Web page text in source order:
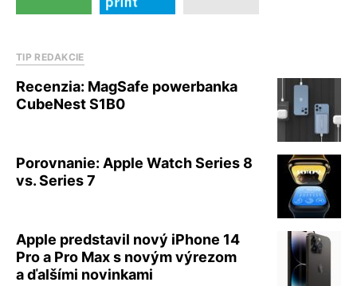
TIP REDAKCIE
Recenzia: MagSafe powerbanka
CubeNest S1B0
Porovnanie: Apple Watch Series 8
vs. Series 7
Apple predstavil nový iPhone 14
Pro a Pro Max s novým výrezom
a ďalšími novinkami